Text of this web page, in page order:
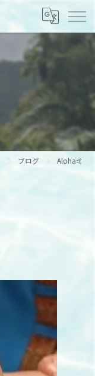
ブログ Aloha🤙